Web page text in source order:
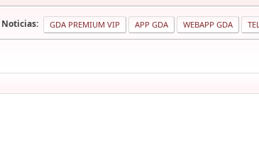
Noticias: GDA PREMIUM VIP APP GDA WEBAPP GDA